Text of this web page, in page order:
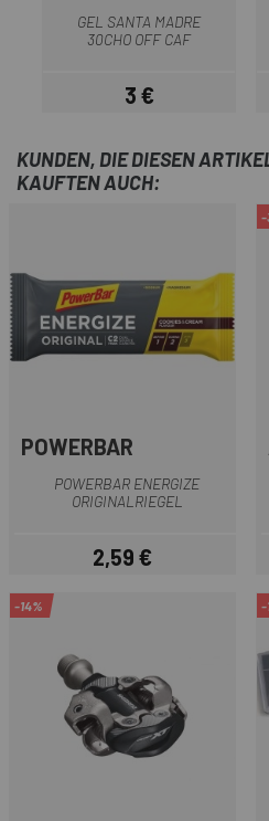
GEL SANTA MADRE
30CHO OFF CAF
Preis
3 €
KUNDEN, DIE DIESEN
KAUFTEN AUCH:
POWERBAR
POWERBAR ENERGIZE
ORIGINALRIEGEL
Preis
2,59 €
-
-14% -